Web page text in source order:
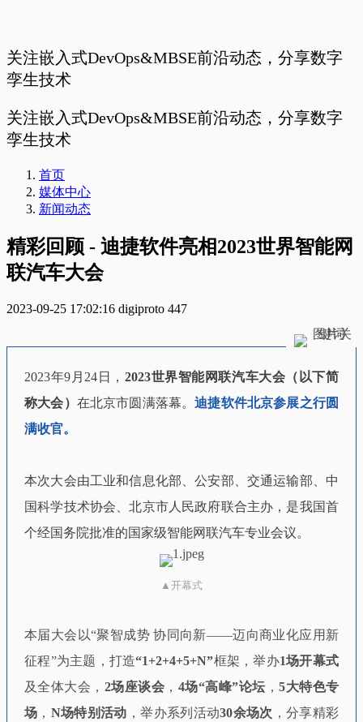
关注嵌入式DevOps&MBSE前沿动态，分享数字
孪生技术
关注嵌入式DevOps&MBSE前沿动态，分享数字
孪生技术
首页
媒体中心
新闻动态
精彩回顾 - 迪捷软件亮相2023世界智能网
联汽车大会
2023-09-25 17:02:16 digiproto 447
2023年9月24日， 2023世界智能网联汽车大会（以下简
称大会） 在北京市圆满落幕。迪捷软件北京参展之行圆
满收官。
本次大会由工业和信息化部、公安部、交通运输部、中
国科学技术协会、北京市人民政府联合主办，是我国首
个经国务院批准的国家级智能网联汽车专业会议。
▲开幕式
本届大会以“聚智成势 协同向新——迈向商业化应用新
征程”为主题，打造“1+2+4+5+N”框架，举办1场开幕式
及全体大会， 2场座谈会 ， 4场“高峰”论坛 ，5大特色专
场 ， N场特别活动 ，举办系列活动30余场次 ，分享精彩